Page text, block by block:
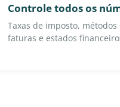
Controle todos os
Taxas de imposto,
faturas e estados